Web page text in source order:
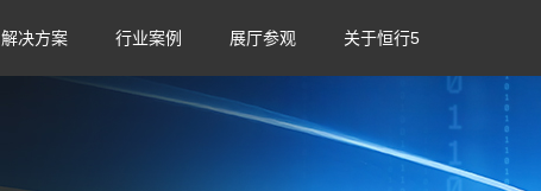
解决方案 行业案例 展厅参观 关于恒行5